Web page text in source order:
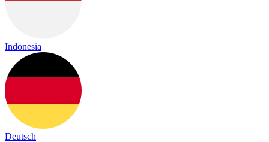
Indonesia
Deutsch